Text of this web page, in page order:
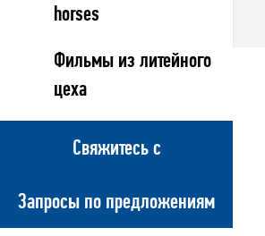
horses
Фильмы из литейного
цеха
Свяжитесь с
Запросы по предложениям